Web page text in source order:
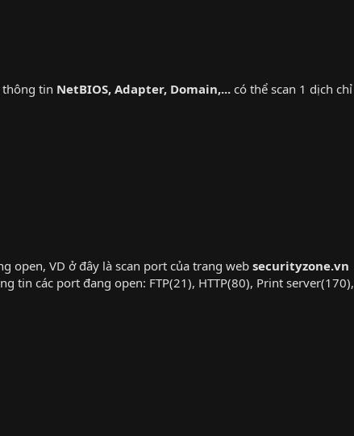
thông tin NetBIOS, Adapter, Domain,... có thể scan 1 dịch
open, VD ở đây là scan port của trang web securityzone.vn
tin các port đang open: FTP(21), HTTP(80), Print